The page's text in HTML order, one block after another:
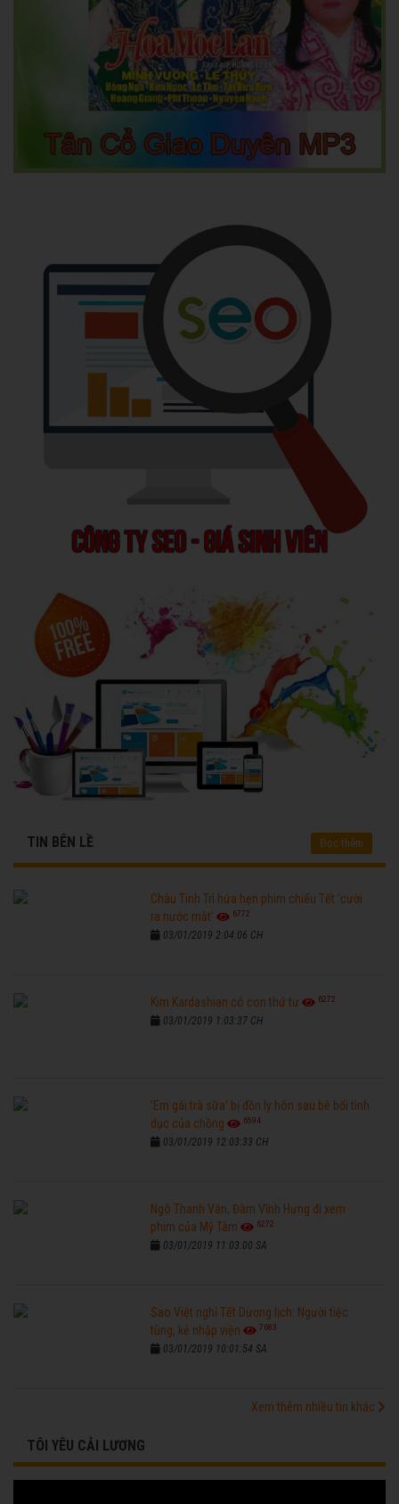
TIN BÊN LỀ Đọc thêm
Châu Tinh Trì hứa hẹn phim chiếu Tết 'cười
ra nước mắt'
6772
03/01/2019 2:04:06 CH
Kim Kardashian có con thứ tư 6272
03/01/2019 1:03:37 CH
'Em gái trà sữa' bị đồn ly hôn sau bê bối tình
dục của chồng
6594
03/01/2019 12:03:33 CH
Ngô Thanh Vân, Đàm Vĩnh Hưng đi xem
phim của Mỹ Tâm
6272
03/01/2019 11:03:00 SA
Sao Việt nghỉ Tết Dương lịch: Người tiệc
tùng, kẻ nhập viện
7683
03/01/2019 10:01:54 SA
Xem thêm nhiều tin khác
TÔI YÊU CẢI LƯƠNG